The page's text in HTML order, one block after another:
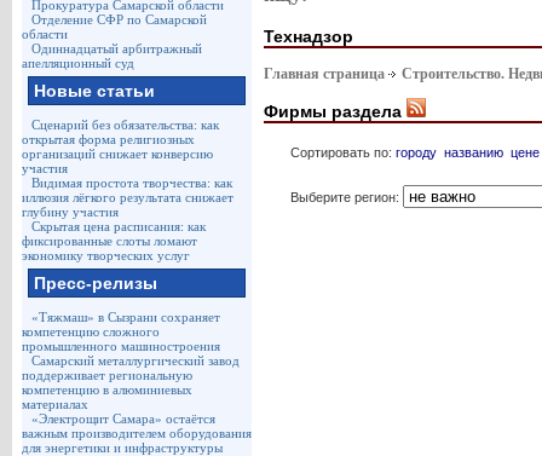
Прокуратура Самарской области
Отделение СФР по Самарской
области
Одиннадцатый арбитражный
апелляционный суд
Новые статьи
Сценарий без обязательства: как
открытая форма религиозных
организаций снижает конверсию
участия
Видимая простота творчества: как
иллюзия лёгкого результата снижает
глубину участия
Скрытая цена расписания: как
фиксированные слоты ломают
экономику творческих услуг
Пресс-релизы
«Тяжмаш» в Сызрани сохраняет
компетенцию сложного
промышленного машиностроения
Самарский металлургический завод
поддерживает региональную
компетенцию в алюминиевых
материалах
«Электрощит Самара» остаётся
важным производителем оборудования
для энергетики и инфраструктуры
Технадзор
Главная страница Строительство.
Фирмы раздела
Сортировать по: городу названию цене
Выберите регион: